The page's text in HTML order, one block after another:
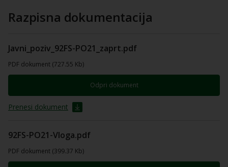
Razpisna dokumentacija
Javni_poziv_92FS-PO21_zaprt.pdf
PDF dokument (727.55 Kb)
Odpri dokument
Prenesi dokument
92FS-PO21-Vloga.pdf
PDF dokument (399.37 Kb)